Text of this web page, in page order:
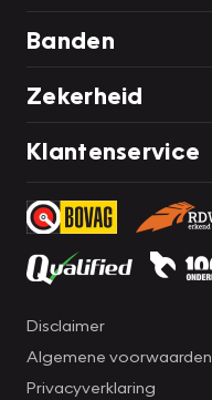
Banden
Zekerheid
Klantenservice
Disclaimer
Algemene voorwaarden
Privacyverklaring